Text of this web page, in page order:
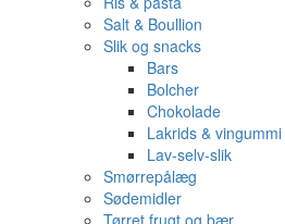
Salt & Boullion
Slik og snacks
Bars
Bolcher
Chokolade
Lakrids & vingummi
Lav-selv-slik
Smørrepålæg
Sødemidler
Tørret frugt og bær